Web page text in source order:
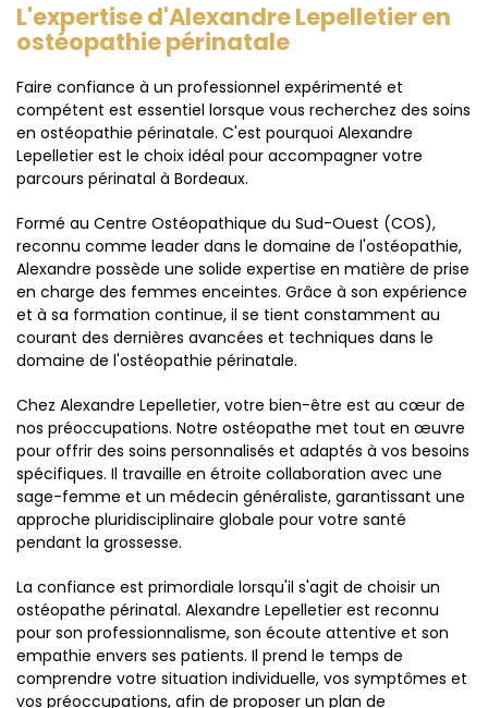
L'expertise d'Alexandre Lepelletier en
ostéopathie périnatale
Faire confiance à un professionnel expérimenté et
compétent est essentiel lorsque vous recherchez des soins
en ostéopathie périnatale. C'est pourquoi Alexandre
Lepelletier est le choix idéal pour accompagner votre
parcours périnatal à Bordeaux.
Formé au Centre Ostéopathique du Sud-Ouest (COS),
reconnu comme leader dans le domaine de l'ostéopathie,
Alexandre possède une solide expertise en matière de prise
en charge des femmes enceintes. Grâce à son expérience
et à sa formation continue, il se tient constamment au
courant des dernières avancées et techniques dans le
domaine de l'ostéopathie périnatale.
Chez Alexandre Lepelletier, votre bien-être est au cœur de
nos préoccupations. Notre ostéopathe met tout en œuvre
pour offrir des soins personnalisés et adaptés à vos besoins
spécifiques. Il travaille en étroite collaboration avec une
sage-femme et un médecin généraliste, garantissant une
approche pluridisciplinaire globale pour votre santé
pendant la grossesse.
La confiance est primordiale lorsqu'il s'agit de choisir un
ostéopathe périnatal. Alexandre Lepelletier est reconnu
pour son professionnalisme, son écoute attentive et son
empathie envers ses patients. Il prend le temps de
comprendre votre situation individuelle, vos symptômes et
vos préoccupations, afin de proposer un plan de